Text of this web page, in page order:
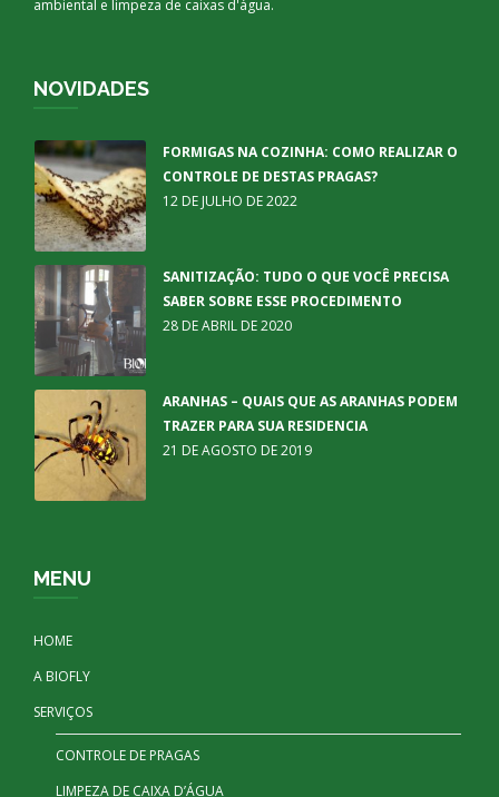
ambiental e limpeza de caixas d'água.
NOVIDADES
FORMIGAS NA COZINHA: COMO REALIZAR O
CONTROLE DE DESTAS PRAGAS?
12 DE JULHO DE 2022
SANITIZAÇÃO: TUDO O QUE VOCÊ PRECISA
SABER SOBRE ESSE PROCEDIMENTO
28 DE ABRIL DE 2020
ARANHAS – QUAIS QUE AS ARANHAS PODEM
TRAZER PARA SUA RESIDENCIA
21 DE AGOSTO DE 2019
MENU
HOME
A BIOFLY
SERVIÇOS
CONTROLE DE PRAGAS
LIMPEZA DE CAIXA D’ÁGUA